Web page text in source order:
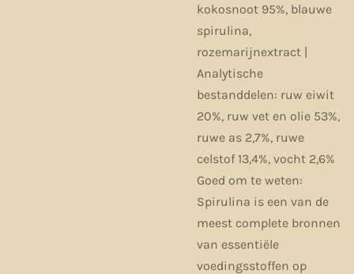
kokosnoot 95%, blauwe
spirulina,
rozemarijnextract |
Analytische
bestanddelen: ruw eiwit
20%, ruw vet en olie 53%,
ruwe as 2,7%, ruwe
celstof 13,4%, vocht 2,6%
Goed om te weten:
Spirulina is een van de
meest complete bronnen
van essentiële
voedingsstoffen op